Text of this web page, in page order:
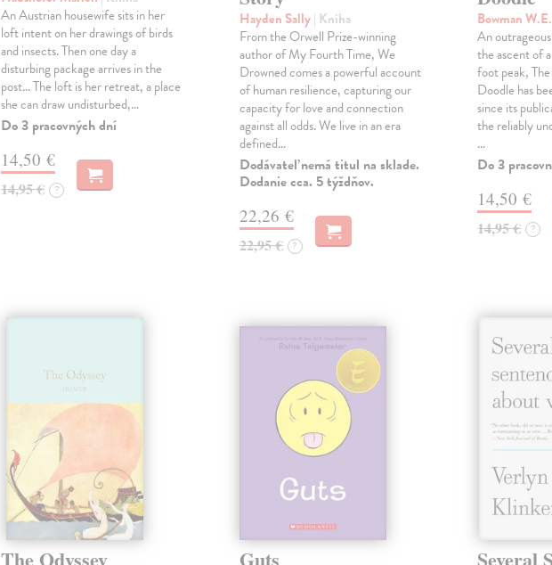
An Austrian housewife sits in her
loft intent on her drawings of birds
and insects. Then one day a
disturbing package arrives in the
post... The loft is her retreat, a place
she can draw undisturbed,…
Do 3 pracovných dní
14,50 €
14,95 € ?
Hayden Sally| Kniha
From the Orwell Prize-winning
author of My Fourth Time, We
Drowned comes a powerful account
of human resilience, capturing our
capacity for love and connection
against all odds. We live in an era
defined…
Dodávateľ nemá titul na sklade.
Dodanie cca. 5 týždňov.
22,26 €
22,95 € ?
Bowman W.E.
An
the ascent of
foot peak,
Doodle has
since its
the reliably
…
Do 3
14,50 €
14,95 € ?